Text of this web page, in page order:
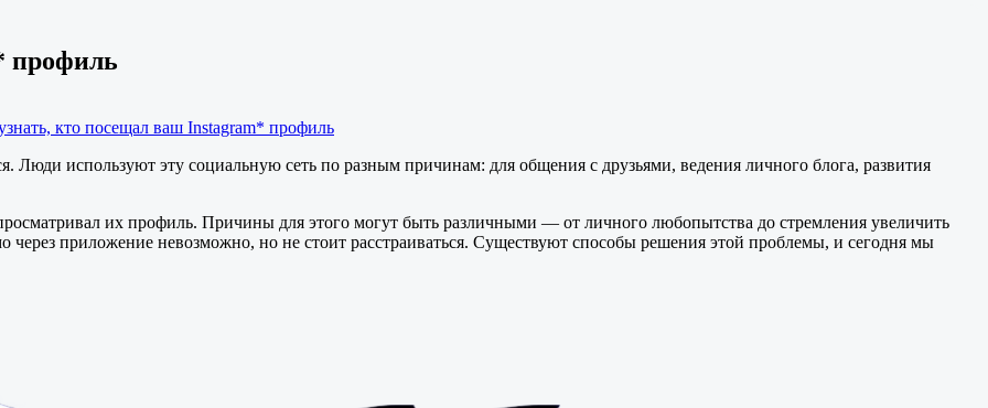
профиль
кто посещал ваш Instagram* профиль
Люди используют эту социальную сеть по разным причинам: для общения с друзьями, ведения личного блога, развития
их профиль. Причины для этого могут быть различными — от личного любопытства до стремления увеличить
через приложение невозможно, но не стоит расстраиваться. Существуют способы решения этой проблемы, и сегодня мы